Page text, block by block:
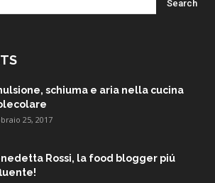
schiuma e aria nella cucina
25, 2017
Rossi, la food blogger piú